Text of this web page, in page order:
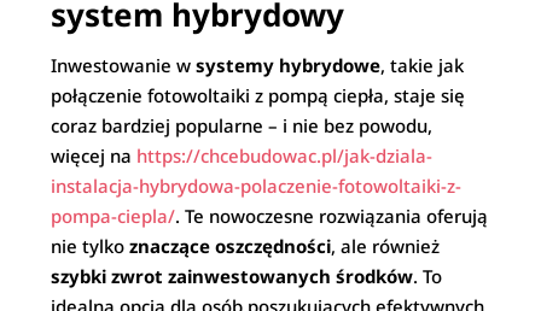
system hybrydowy
Inwestowanie wsystemy hybrydowe, takie jak
połączenie fotowoltaiki z pompą ciepła, staje się
coraz bardziej popularne – i nie bez powodu,
więcej na https://chcebudowac.pl/jak-dziala-
instalacja-hybrydowa-polaczenie-fotowoltaiki-z-
pompa-ciepla/. Te nowoczesne rozwiązania oferują
nie tylkoznaczące oszczędności, ale również
szybki zwrot zainwestowanych środków. To
idealna opcja dla osób poszukujących efektywnych